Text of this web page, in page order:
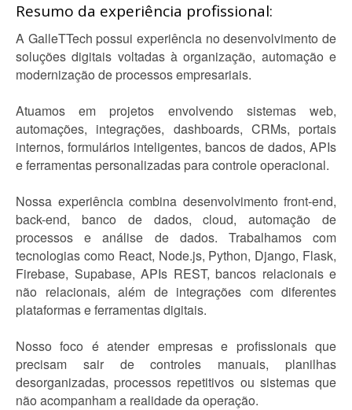
Resumo da experiência profissional:
A GalleTTech possui experiência no desenvolvimento de
soluções digitais voltadas à organização, automação e
modernização de processos empresariais.
Atuamos em projetos envolvendo sistemas web,
automações, integrações, dashboards, CRMs, portais
internos, formulários inteligentes, bancos de dados, APIs
e ferramentas personalizadas para controle operacional.
Nossa experiência combina desenvolvimento front-end,
back-end, banco de dados, cloud, automação de
processos e análise de dados. Trabalhamos com
tecnologias como React, Node.js, Python, Django, Flask,
Firebase, Supabase, APIs REST, bancos relacionais e
não relacionais, além de integrações com diferentes
plataformas e ferramentas digitais.
Nosso foco é atender empresas e profissionais que
precisam sair de controles manuais, planilhas
desorganizadas, processos repetitivos ou sistemas que
não acompanham a realidade da operação.